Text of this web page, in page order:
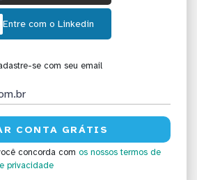
Entre com o Linkedin
se com seu email
concorda com os nossos termos de
privacidade